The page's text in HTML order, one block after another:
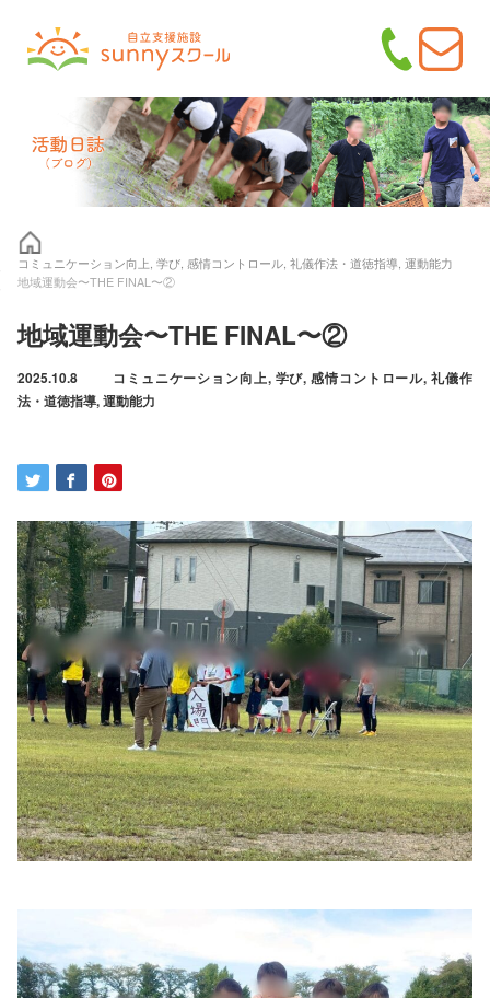
コミュニケーション向上, 学び, 感情コントロール, 礼儀作法・道徳指導, 運動能力
地域運動会〜THE FINAL〜②
地域運動会〜THE FINAL〜②
2025.10.8 コミュニケーション向上, 学び,感情コントロール,礼儀作
法・道徳指導,運動能力